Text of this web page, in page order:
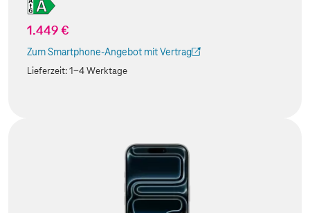
1.449 €
Zum Smartphone-Angebot mit Vertrag
(Der Link wird in einem neuen Tab geöffnet)
Lieferzeit:1-4 Werktage